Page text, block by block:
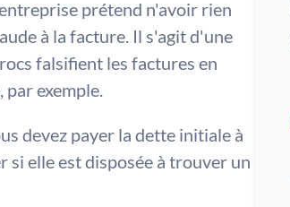
prétend n'avoir rien
à la facture. Il s'agit d'une
falsifient les factures en
par exemple.
devez payer la dette initiale à
si elle est disposée à trouver un